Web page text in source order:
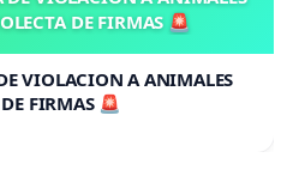
DE FIRMAS 🚨
VIOLACION A ANIMALES
FIRMAS 🚨